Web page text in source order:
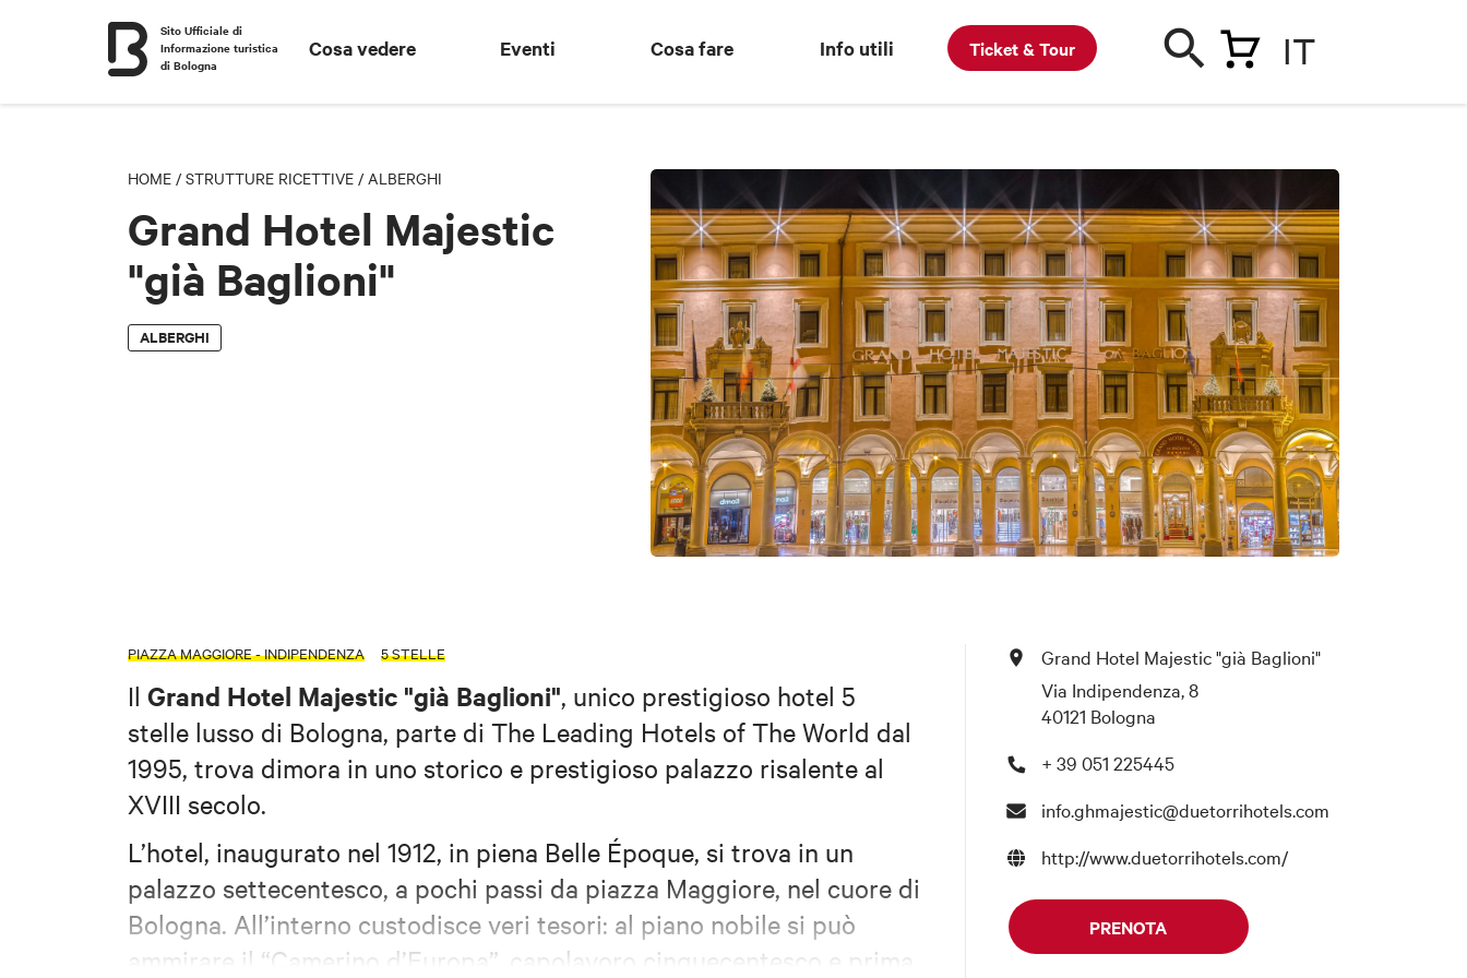
Sito Ufficiale di
Informazione turistica
di Bologna
Cosa vedere Eventi Cosa fare Info utili Ticket & Tour IT
HOME / STRUTTURE RICETTIVE / ALBERGHI
Grand Hotel Majestic
"già Baglioni"
ALBERGHI
PIAZZA MAGGIORE - INDIPENDENZA 5 STELLE
Il Grand Hotel Majestic "già Baglioni", unico prestigioso hotel 5
stelle lusso di Bologna, parte di The Leading Hotels of The World dal
1995, trova dimora in uno storico e prestigioso palazzo risalente al
XVIII secolo.
L’hotel, inaugurato nel 1912, in piena Belle Époque, si trova in un
palazzo settecentesco, a pochi passi da piazza Maggiore, nel cuore di
Bologna. All’interno custodisce veri tesori: al piano nobile si può
ammirare il “Camerino d’Europa”, capolavoro cinquecentesco e prima
Grand Hotel Majestic "già Baglioni"
Via Indipendenza, 8
40121 Bologna
+ 39 051 225445
info.ghmajestic@duetorrihotels.com
http://www.duetorrihotels.com/
PRENOTA